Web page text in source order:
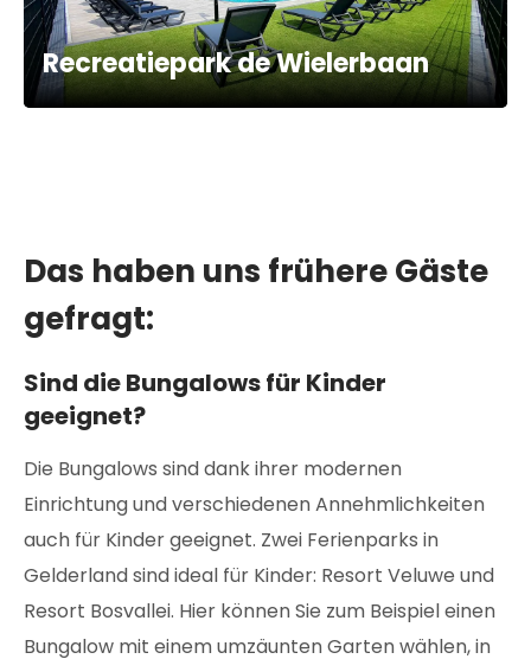
Recreatiepark de Wielerbaan
Das haben uns frühere Gäste
gefragt:
Sind die Bungalows für Kinder
geeignet?
Die Bungalows sind dank ihrer modernen
Einrichtung und verschiedenen Annehmlichkeiten
auch für Kinder geeignet. Zwei Ferienparks in
Gelderland sind ideal für Kinder: Resort Veluwe und
Resort Bosvallei. Hier können Sie zum Beispiel einen
Bungalow mit einem umzäunten Garten wählen, in